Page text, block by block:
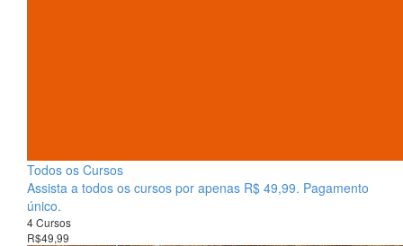
Todos os Cursos
Assista a todos os cursos por apenas R$ 49,99. Pagamento
único.
4 Cursos
R$49,99